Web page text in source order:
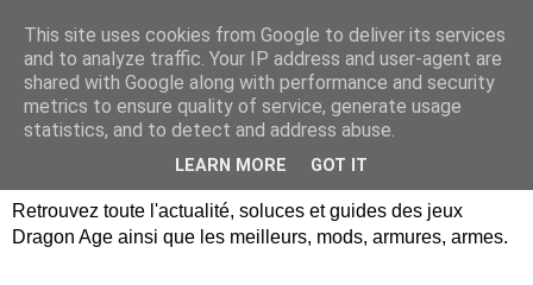
Dragon Age Univers :
Guides, soluces, infos sur
les jeux Dragon Age.
Retrouvez toute l'actualité, soluces et guides des jeux
Dragon Age ainsi que les meilleurs, mods, armures, armes.
This site uses cookies from Google to deliver its services
and to analyze traffic. Your IP address and user-agent are
shared with Google along with performance and security
metrics to ensure quality of service, generate usage
statistics, and to detect and address abuse.
LEARN MORE GOT IT